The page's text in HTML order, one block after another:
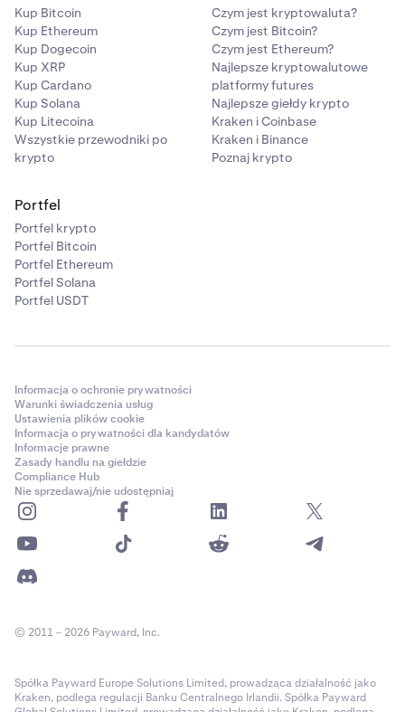
Kup Bitcoin
Kup Ethereum
Kup Dogecoin
Kup XRP
Kup Cardano
Kup Solana
Kup Litecoina
Wszystkie przewodniki po
krypto
Czym jest kryptowaluta?
Czym jest Bitcoin?
Czym jest Ethereum?
Najlepsze kryptowalutowe
platformy futures
Najlepsze giełdy krypto
Kraken i Coinbase
Kraken i Binance
Poznaj krypto
Portfel
Portfel krypto
Portfel Bitcoin
Portfel Ethereum
Portfel Solana
Portfel USDT
Informacja o ochronie prywatności
Warunki świadczenia usług
Ustawienia plików cookie
Informacja o prywatności dla kandydatów
Informacje prawne
Zasady handlu na giełdzie
Compliance Hub
Nie sprzedawaj/nie udostępniaj
© 2011 – 2026 Payward, Inc.
Spółka Payward Europe Solutions Limited, prowadząca działalność jako
Kraken, podlega regulacji Banku Centralnego Irlandii. Spółka Payward